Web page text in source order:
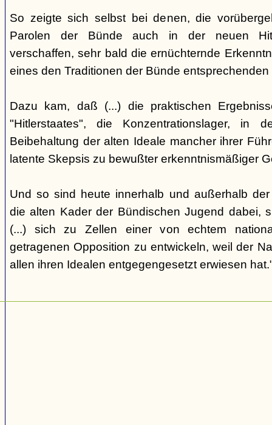
So zeigte sich selbst bei denen, die
Parolen der Bünde auch in der neuen
verschaffen, sehr bald die ernüchternde
eines den Traditionen der Bünde
Dazu kam, daß (...) die praktischen
"Hitlerstaates", die Konzentrationslager, in
Beibehaltung der alten Ideale mancher ihrer
latente Skepsis zu bewußter erkenntnismäßiger
Und so sind heute innerhalb und außerhalb
die alten Kader der Bündischen Jugend dabei,
(...) sich zu Zellen einer von echtem
getragenen Opposition zu entwickeln, weil der
allen ihren Idealen entgegengesetzt erwiesen